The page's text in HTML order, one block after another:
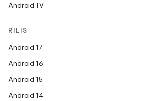
Android TV
RILIS
Android 17
Android 16
Android 15
Android 14